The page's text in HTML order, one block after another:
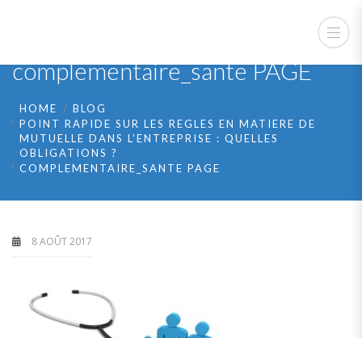
complementaire_sante PAGE
HOME
BLOG
POINT RAPIDE SUR LES REGLES EN MATIERE DE
MUTUELLE DANS L’ENTREPRISE : QUELLES
OBLIGATIONS ?
COMPLEMENTAIRE_SANTE PAGE
8 AOÛT 2017